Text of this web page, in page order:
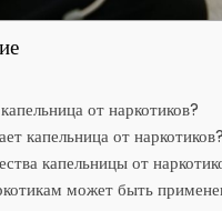
от наркотиков?
капельница от наркотиков?
капельницы от
может быть